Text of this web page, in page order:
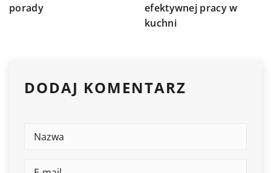
porady
efektywnej pracy w
kuchni
DODAJ KOMENTARZ